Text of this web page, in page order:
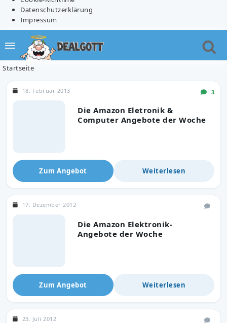
Datenschutzerklärung
Impressum
Startseite
Die Amazon Eletronik &
Computer Angebote der Woche
18. Februar 2013 3
Zum Angebot Weiterlesen
Die Amazon Elektronik-
Angebote der Woche
17. Dezember 2012
Zum Angebot Weiterlesen
23. Juli 2012